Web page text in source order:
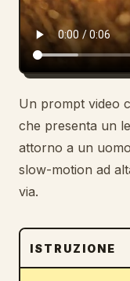
Un prompt video
che presenta un
attorno a un
slow-motion ad
via.
ISTRUZIONE